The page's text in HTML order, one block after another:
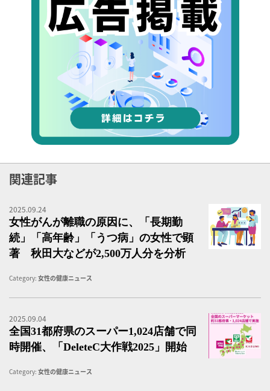
関連記事
2025.09.24
女性がんが離職の原因に、「長期勤
続」「高年齢」「うつ病」の女性で顕
著 秋田大などが2,500万人分を分析
Category: 女性の健康ニュース
2025.09.04
全国31都府県のスーパー1,024店舗で同
時開催、「deleteC大作戦2025」開始
Category: 女性の健康ニュース